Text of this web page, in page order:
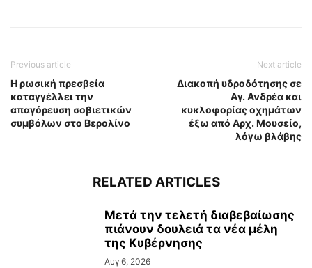
Previous article
Η ρωσική πρεσβεία
καταγγέλλει την
απαγόρευση σοβιετικών
συμβόλων στο Βερολίνο
Next article
Διακοπή υδροδότησης σε
Αγ. Ανδρέα και
κυκλοφορίας οχημάτων
έξω από Αρχ. Μουσείο,
λόγω βλάβης
RELATED ARTICLES
Μετά την τελετή διαβεβαίωσης
πιάνουν δουλειά τα νέα μέλη
της Κυβέρνησης
Αυγ 6, 2026